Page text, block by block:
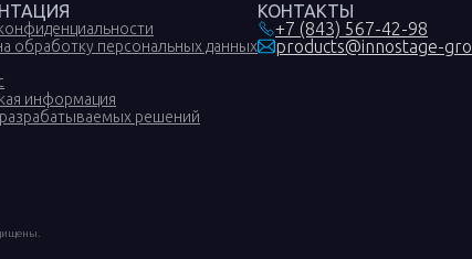
обработку персональных данных
информация
решений
КОНТАКТЫ
+7 (843) 567-42-98
products@innostage-